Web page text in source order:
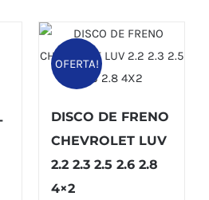
OFERTA!
DISCO DE FRENO
CHEVROLET LUV
2.2 2.3 2.5 2.6 2.8
4×2